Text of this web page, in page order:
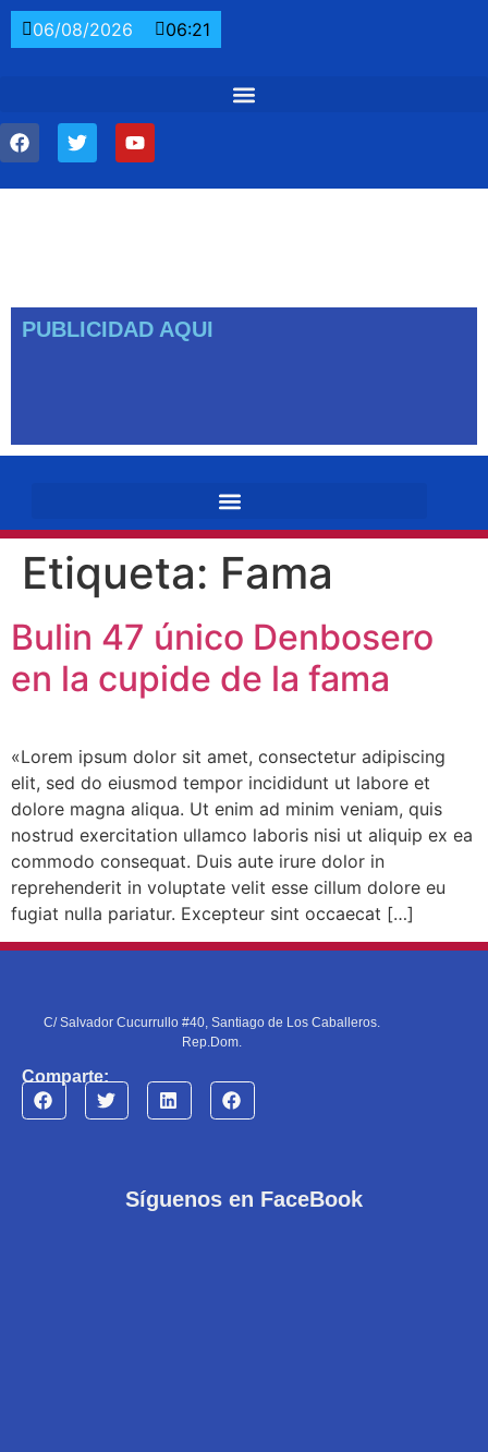
06/08/2026 06:21
PUBLICIDAD AQUI
Etiqueta: Fama
Bulin 47 único Denbosero
en la cupide de la fama
«Lorem ipsum dolor sit amet, consectetur adipiscing
elit, sed do eiusmod tempor incididunt ut labore et
dolore magna aliqua. Ut enim ad minim veniam, quis
nostrud exercitation ullamco laboris nisi ut aliquip ex ea
commodo consequat. Duis aute irure dolor in
reprehenderit in voluptate velit esse cillum dolore eu
fugiat nulla pariatur. Excepteur sint occaecat […]
C/ Salvador Cucurrullo #40, Santiago de Los Caballeros.
Rep.Dom.
Comparte:
Síguenos en FaceBook